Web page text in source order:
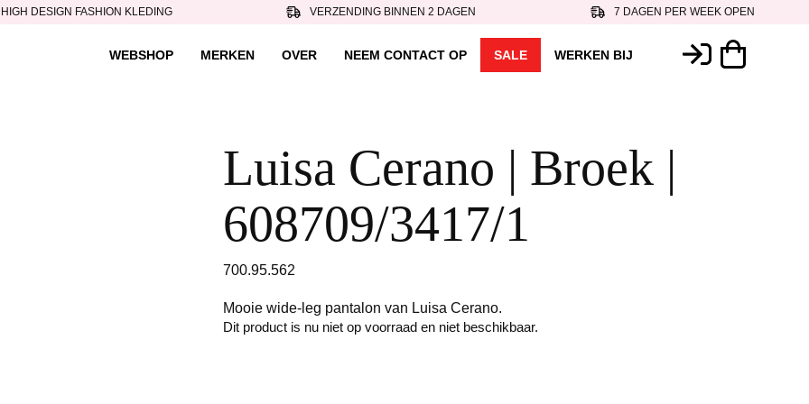
HIGH DESIGN FASHION KLEDING VERZENDING BINNEN 2 DAGEN 7 DAGEN PER WEEK OPEN
WEBSHOP MERKEN OVER NEEM CONTACT OP SALE WERKEN BIJ
Luisa Cerano | Broek |
608709/3417/1
700.95.562
Mooie wide-leg pantalon van Luisa Cerano.
Dit product is nu niet op voorraad en niet beschikbaar.